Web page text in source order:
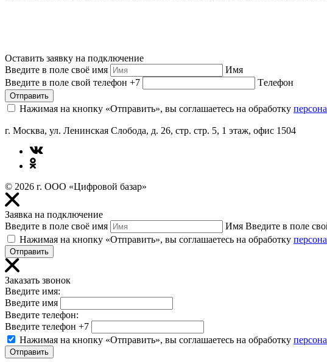
Оставить заявку на подключение
Введите в поле своё имя
Имя
Введите в поле свой телефон +7 Телефон
Отправить
Нажимая на кнопку «Отправить», вы соглашаетесь на обработку
г. Москва, ул. Ленинская Слобода, д. 26, стр. стр. 5, 1 этаж, офис 1504
© 2026 г. ООО «Цифровой базар»
Заявка на подключение
Введите в поле своё имя
Имя Введите в поле
Нажимая на кнопку «Отправить», вы соглашаетесь на обработку
Отправить
Заказать звонок
Введите имя:
Введите имя
Введите телефон:
Введите телефон +7
Нажимая на кнопку «Отправить», вы соглашаетесь на обработку
Отправить